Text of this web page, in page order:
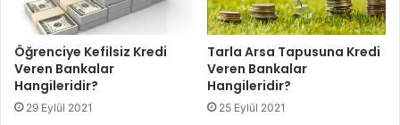
Öğrenciye Kefilsiz Kredi
Veren Bankalar
Hangileridir?
29 Eylül 2021
Tarla Arsa Tapusuna Kredi
Veren Bankalar
Hangileridir?
25 Eylül 2021